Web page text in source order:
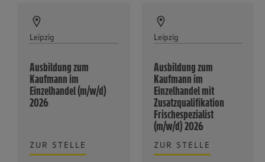
Leipzig
Ausbildung zum
Kaufmann im
Einzelhandel (m/w/d)
2026
ZUR STELLE
Leipzig
Ausbildung zum
Kaufmann im
Einzelhandel mit
Zusatzqualifikation
Frischespezialist
(m/w/d) 2026
ZUR STELLE